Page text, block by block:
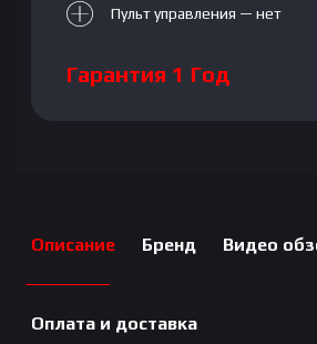
Пульт управления — нет
Гарантия 1 Год
Описание Бренд Видео
Оплата и доставка